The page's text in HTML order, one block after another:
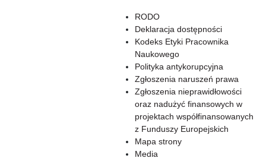
RODO
Deklaracja dostępności
Kodeks Etyki Pracownika
Naukowego
Polityka antykorupcyjna
Zgłoszenia naruszeń prawa
Zgłoszenia nieprawidłowości
oraz nadużyć finansowych w
projektach współfinansowanych
z Funduszy Europejskich
Mapa strony
Media